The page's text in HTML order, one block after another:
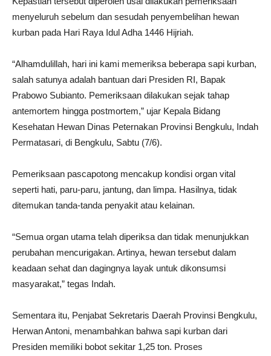
menyeluruh sebelum dan sesudah penyembelihan hewan
kurban pada Hari Raya Idul Adha 1446 Hijriah.
“Alhamdulillah, hari ini kami memeriksa beberapa sapi kurban,
salah satunya adalah bantuan dari Presiden RI, Bapak
Prabowo Subianto. Pemeriksaan dilakukan sejak tahap
antemortem hingga postmortem,” ujar Kepala Bidang
Kesehatan Hewan Dinas Peternakan Provinsi Bengkulu, Indah
Permatasari, di Bengkulu, Sabtu (7/6).
Pemeriksaan pascapotong mencakup kondisi organ vital
seperti hati, paru-paru, jantung, dan limpa. Hasilnya, tidak
ditemukan tanda-tanda penyakit atau kelainan.
“Semua organ utama telah diperiksa dan tidak menunjukkan
perubahan mencurigakan. Artinya, hewan tersebut dalam
keadaan sehat dan dagingnya layak untuk dikonsumsi
masyarakat,” tegas Indah.
Sementara itu, Penjabat Sekretaris Daerah Provinsi Bengkulu,
Herwan Antoni, menambahkan bahwa sapi kurban dari
Presiden memiliki bobot sekitar 1,25 ton. Proses